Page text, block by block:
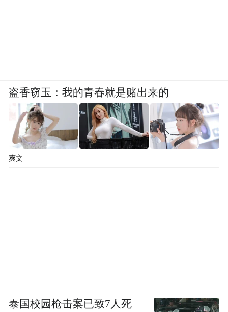
盗香窃玉：我的青春就是赌出来的
爽文
泰国校园枪击案已致7人死